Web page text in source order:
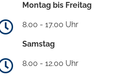
Montag bis Freitag
8.00 - 17.00 Uhr
Samstag
8.00 - 12.00 Uhr